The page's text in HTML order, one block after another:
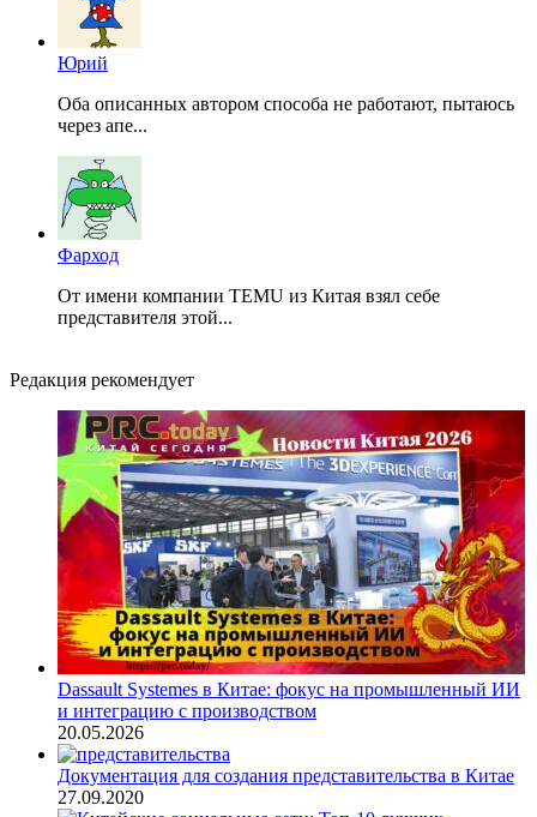
Юрий
Оба описанных автором способа не работают, пытаюсь
через апе...
Фарход
От имени компании TEMU из Китая взял себе
представителя этой...
Редакция рекомендует
Dassault Systemes в Китае: фокус на промышленный ИИ
и интеграцию с производством
20.05.2026
Документация для создания представительства в Китае
27.09.2020